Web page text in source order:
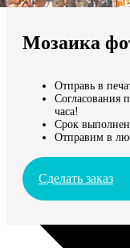
Мы доставляем по
Продолжить без
Мозаика
Отправь в
Согласования
часа!
Срок
Отправим в
Сделать заказ